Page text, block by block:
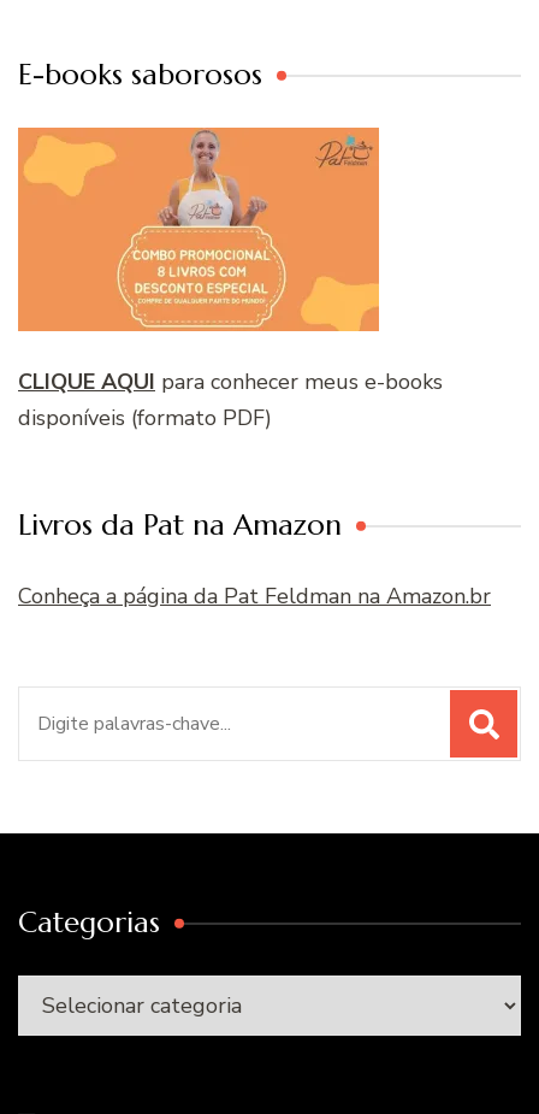
E-books saborosos
CLIQUE AQUI para conhecer meus e-books
disponíveis (formato PDF)
Livros da Pat na Amazon
Conheça a página da Pat Feldman na Amazon.br
Categorias
Categorias